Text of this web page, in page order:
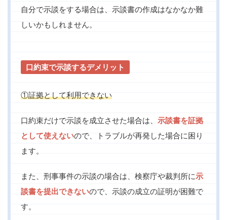
自分で示談をする場合は、示談書の作成はなかなか難
しいかもしれません。
口約束で示談するデメリット
①証拠として利用できない
口約束だけで示談を成立させた場合は、 示談書を証拠
として使えないので、トラブルが再発した場合に困り
ます。
また、刑事事件の示談の場合は、検察庁や裁判所に示
談書を提出できないので、示談の成立の証明が困難で
す。